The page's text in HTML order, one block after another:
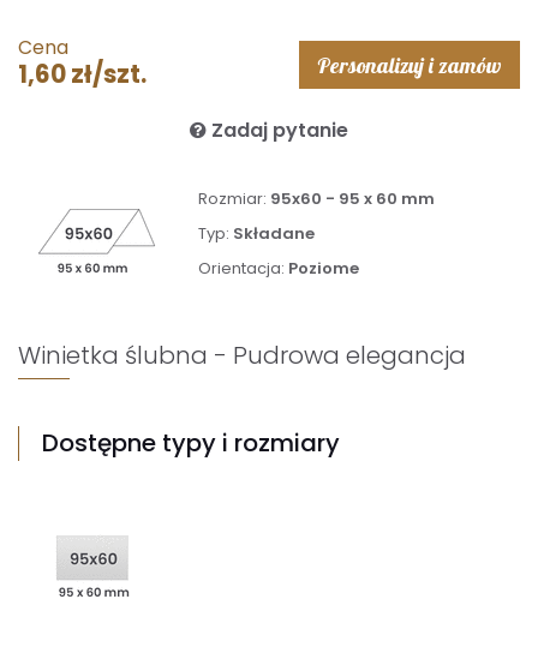
Cena
1,60 zł/szt. Personalizuj i zamów
Zadaj pytanie
Rozmiar: 95x60 - 95 x 60 mm
Typ: Składane
Orientacja: Poziome
Winietka ślubna - Pudrowa elegancja
Dostępne typy i rozmiary